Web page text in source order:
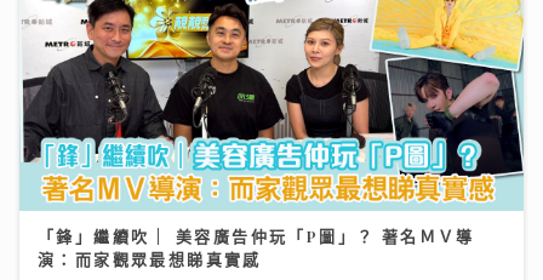
「鋒」繼續吹 | 美容廣告仲玩「P圖」？ 著名ＭＶ導
演：而家觀眾最想睇真實感